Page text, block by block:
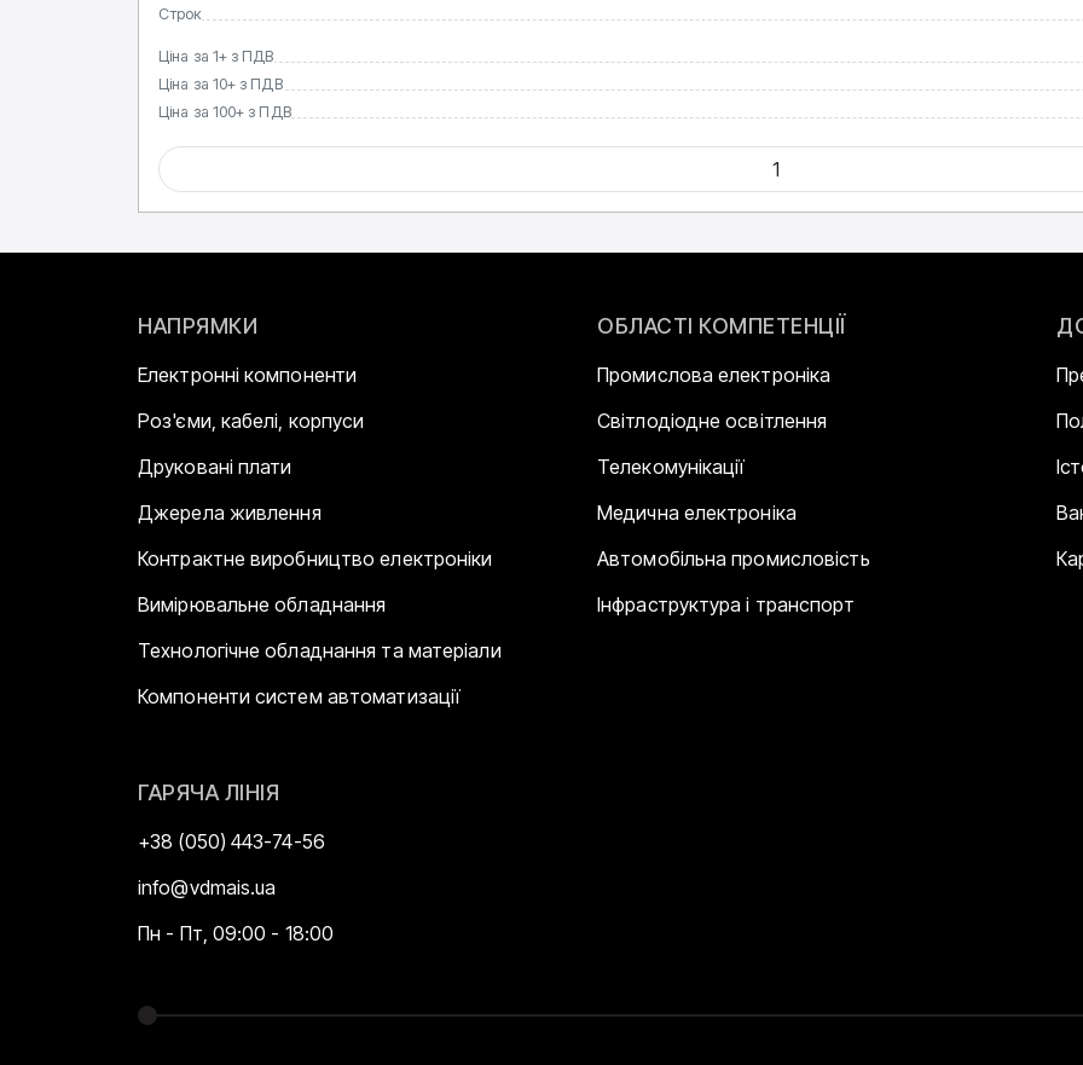
Строк
Ціна за 1+ з ПДВ
Ціна за 10+ з ПДВ
Ціна за 100+ з ПДВ
НАПРЯМКИ
Електронні компоненти
Роз'єми, кабелі, корпуси
Друковані плати
Джерела живлення
Контрактне виробництво електроніки
Вимірювальне обладнання
Технологічне обладнання та матеріали
Компоненти систем автоматизації
ОБЛАСТІ КОМПЕТЕНЦІЇ
Промислова електроніка
Світлодіодне освітлення
Телекомунікації
Медична електроніка
Автомобільна промисловість
Інфраструктура і транспорт
ГАРЯЧА ЛІНІЯ
+38 (050) 443-74-56
info@vdmais.ua
Пн - Пт, 09:00 - 18:00